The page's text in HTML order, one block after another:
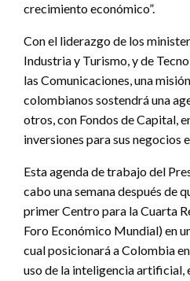
crecimiento económico”.
Con el liderazgo de los
Industria y Turismo, y de
las Comunicaciones, una
colombianos sostendrá una
otros, con Fondos de Capital,
inversiones para sus negocios
Esta agenda de trabajo del
cabo una semana después de
primer Centro para la Cuarta
Foro Económico Mundial) en
cual posicionará a Colombia
uso de la inteligencia artificial,